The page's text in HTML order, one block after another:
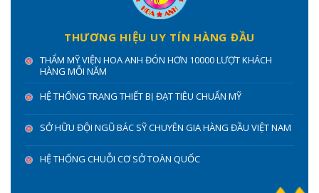
THƯƠNG HIỆU UY TÍN HÀNG ĐẦU
THẨM MỸ VIỆN HOA ANH ĐÓN HƠN 10000 LƯỢT KHÁCH
HÀNG MỖI NĂM
HỆ THỐNG TRANG THIẾT BỊ ĐẠT TIÊU CHUẨN MỸ
SỞ HỮU ĐỘI NGŨ BÁC SỸ CHUYÊN GIA HÀNG ĐẦU VIỆT NAM
HỆ THỐNG CHUỖI CƠ SỞ TOÀN QUỐC